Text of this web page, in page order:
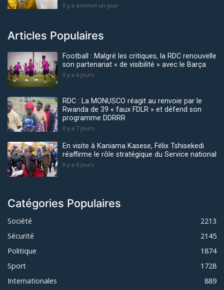
Il y a environ un jour
Articles Populaires
Football : Malgré les critiques, la RDC renouvelle
son partenariat « de visibilité » avec le Barça
Il y a 6 jours
RDC : La MONUSCO réagit au renvoie par le
Rwanda de 39 « faux FDLR » et défend son
programme DDRRR
Il y a 7 jours
En visite à Kaniama Kasese, Félix Tshisekedi
réaffirme le rôle stratégique du Service national
Il y a 6 jours
Catégories Populaires
Société
2213
Sécurité
2145
Politique
1874
Sport
1728
Internationales
889